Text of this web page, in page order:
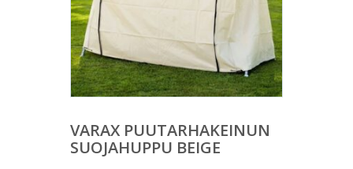
VARAX PUUTARHAKEINUN
SUOJAHUPPU BEIGE